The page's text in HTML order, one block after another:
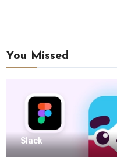
You Missed
Slack